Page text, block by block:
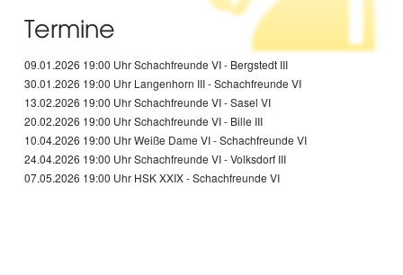
Termine
09.01.2026 19:00 Uhr Schachfreunde VI - Bergstedt III
30.01.2026 19:00 Uhr Langenhorn III - Schachfreunde VI
13.02.2026 19:00 Uhr Schachfreunde VI - Sasel VI
20.02.2026 19:00 Uhr Schachfreunde VI - Bille III
10.04.2026 19:00 Uhr Weiße Dame VI - Schachfreunde VI
24.04.2026 19:00 Uhr Schachfreunde VI - Volksdorf III
07.05.2026 19:00 Uhr HSK XXIX - Schachfreunde VI